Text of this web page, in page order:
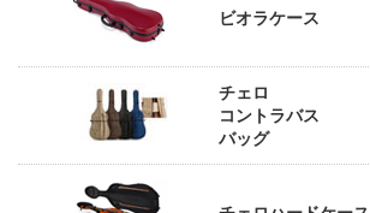
ビオラケース
チェロ
コントラバス
バッグ